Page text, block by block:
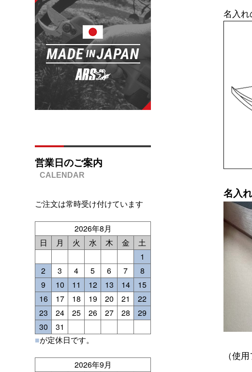
営業日のご案内
ご注文は常時受け付けています
2026年8月
日
月 火 水 木 金
土
1
2
3 4 5 6 7
8
9
10 11 12 13 14
15
16
17 18 19 20 21
22
23
24 25 26 27 28
29
30
31
■が定休日です。
2026年9月
名入れ
名入
（使